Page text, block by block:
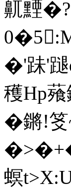
鼿黫
0�5:M
�'跊'蹆
穫Hp
�鏘!
螟